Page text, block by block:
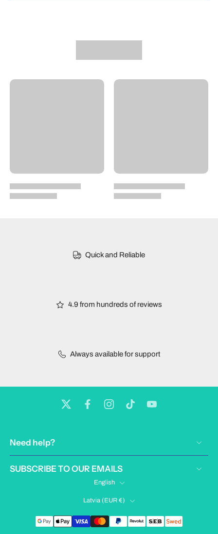
Quick and Reliable
4.9 from hundreds of reviews
Always available for support
Need help?
SUBSCRIBE TO OUR EMAILS
English
Latvia ‎(EUR €)‎